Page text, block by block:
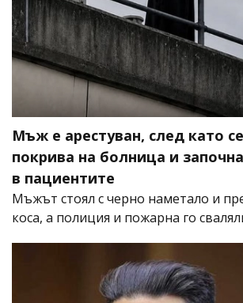
Мъж е арестуван, след като
покрива на болница и
в пациентите
Мъжът стоял с черно наметало и
коса, а полиция и пожарна го